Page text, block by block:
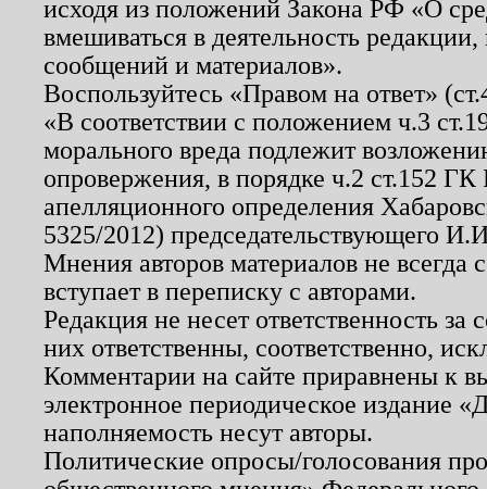
исходя из положений Закона РФ «О
вмешиваться в деятельность
сообщений и материалов».
Воспользуйтесь «Правом на ответ»
«В соответствии с положением ч.3
морального вреда подлежит
опровержения, в порядке ч.2 ст.152
апелляционного определения
5325/2012) председательствующего
Мнения авторов материалов не
вступает в переписку с авторами.
Редакция не несет ответственность
них ответственны, соответственно,
Комментарии на сайте приравнены к
электронное периодическое издание
наполняемость несут авторы.
Политические опросы/голосования